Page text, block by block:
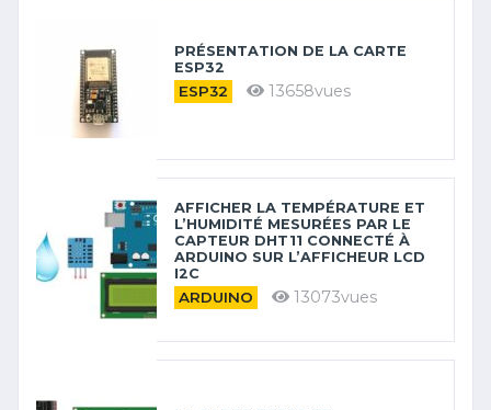
PRÉSENTATION DE LA CARTE
ESP32
ESP32 13658vues
AFFICHER LA TEMPÉRATURE ET
L’HUMIDITÉ MESURÉES PAR LE
CAPTEUR DHT11 CONNECTÉ À
ARDUINO SUR L’AFFICHEUR LCD
I2C
ARDUINO 13073vues